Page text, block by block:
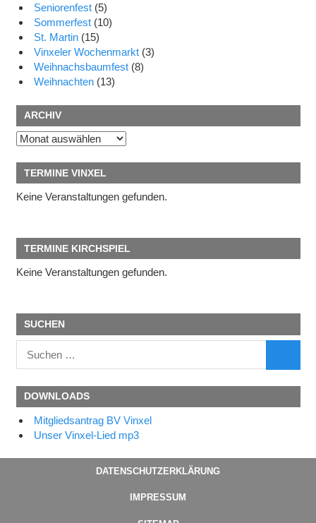
Seniorenfest (5)
Sommerfest (10)
St. Martin (15)
Vinxeler Wochenmarkt (3)
Weihnachsbaumfest (8)
Weihnachten (13)
ARCHIV
Archiv
TERMINE VINXEL
Keine Veranstaltungen gefunden.
TERMINE KIRCHSPIEL
Keine Veranstaltungen gefunden.
SUCHEN
nach:
DOWNLOADS
Mitgliedsantrag BV Vinxel
Unser Vinxel-Lied mp3
DATENSCHUTZERKLÄRUNG
IMPRESSUM